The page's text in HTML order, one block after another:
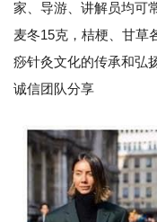
家、导游、讲解员均可
麦冬15克，桔梗、甘
痧针灸文化的传承和
诚信团队分享